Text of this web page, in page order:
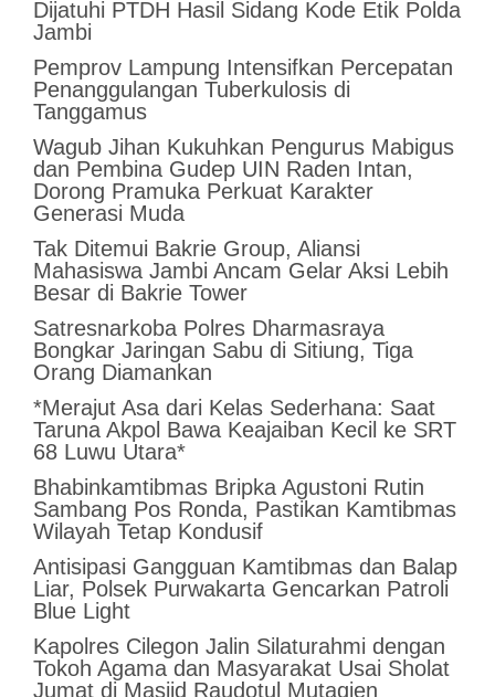
Dijatuhi PTDH Hasil Sidang Kode Etik Polda
Jambi
Pemprov Lampung Intensifkan Percepatan
Penanggulangan Tuberkulosis di
Tanggamus
Wagub Jihan Kukuhkan Pengurus Mabigus
dan Pembina Gudep UIN Raden Intan,
Dorong Pramuka Perkuat Karakter
Generasi Muda
Tak Ditemui Bakrie Group, Aliansi
Mahasiswa Jambi Ancam Gelar Aksi Lebih
Besar di Bakrie Tower
Satresnarkoba Polres Dharmasraya
Bongkar Jaringan Sabu di Sitiung, Tiga
Orang Diamankan
*Merajut Asa dari Kelas Sederhana: Saat
Taruna Akpol Bawa Keajaiban Kecil ke SRT
68 Luwu Utara*
Bhabinkamtibmas Bripka Agustoni Rutin
Sambang Pos Ronda, Pastikan Kamtibmas
Wilayah Tetap Kondusif
Antisipasi Gangguan Kamtibmas dan Balap
Liar, Polsek Purwakarta Gencarkan Patroli
Blue Light
Kapolres Cilegon Jalin Silaturahmi dengan
Tokoh Agama dan Masyarakat Usai Sholat
Jumat di Masjid Raudotul Mutaqien